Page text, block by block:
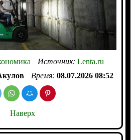
Источник: Lenta.ru
Время: 08.07.2026 08:52
Наверх